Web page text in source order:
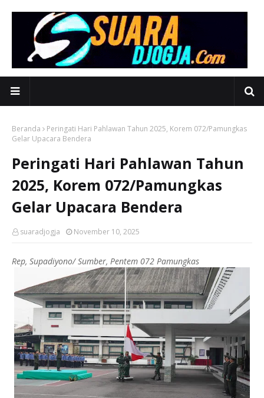
Beranda
Peringati Hari Pahlawan Tahun 2025, Korem 072/Pamungkas
Gelar Upacara Bendera
Peringati Hari Pahlawan Tahun
2025, Korem 072/Pamungkas
Gelar Upacara Bendera
suaradjogja November 10, 2025
Rep, Supadiyono/ Sumber, Pentem 072 Pamungkas